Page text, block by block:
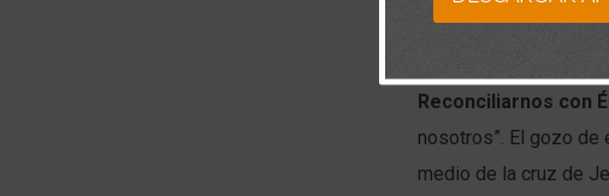
Reconciliarnos con
nosotros”. El gozo
medio de la cruz de